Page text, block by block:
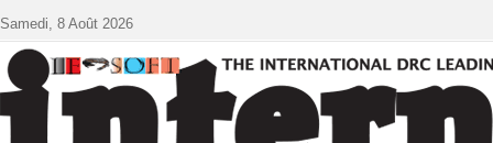
Samedi, 8 Août 2026